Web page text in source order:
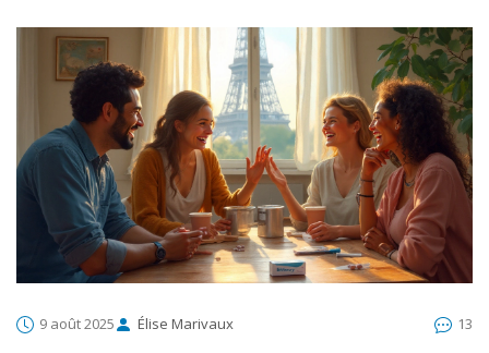
9 août 2025 Élise Marivaux 13